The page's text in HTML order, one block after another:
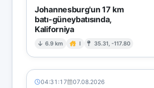
Johannesburg'un 17 km
batı-güneybatısında,
Kaliforniya
6.9 km I 35.31, -117.80
04:31:17 07.08.2026